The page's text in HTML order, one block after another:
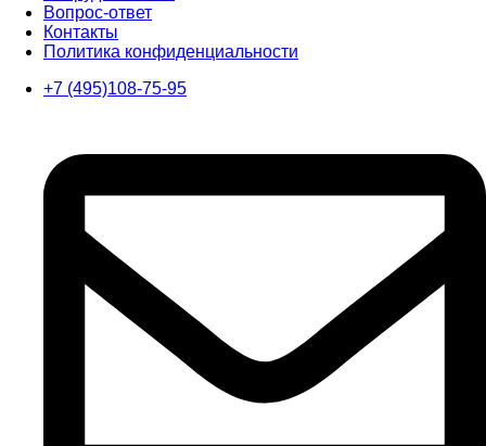
Вопрос-ответ
Контакты
Политика конфиденциальности
+7 (495)108-75-95